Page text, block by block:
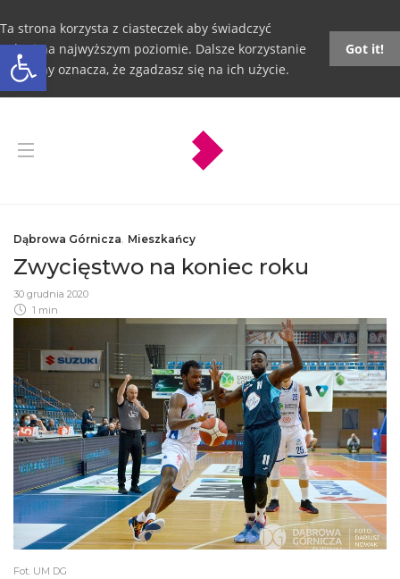
Otwórz pasek narzędzi
Ta strona korzysta z ciasteczek aby świadczyć
usługi na najwyższym poziomie. Dalsze korzystanie
ze strony oznacza, że zgadzasz się na ich użycie.
Got it!
Dąbrowa Górnicza, Mieszkańcy
Zwycięstwo na koniec roku
30 grudnia 2020
1 min
Fot. UM DG